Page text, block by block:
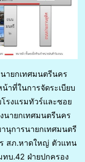
ายกเทศมนตรีนคร
าที่ในการจัดระเบียบ
รงแรมทัวร์และซอย
ายกเทศมนตรีนคร
นุการนายกเทศมนตรี
ร สภ.หาดใหญ่ ตัวแทน
บ.42 ฝ่ายปกครอง